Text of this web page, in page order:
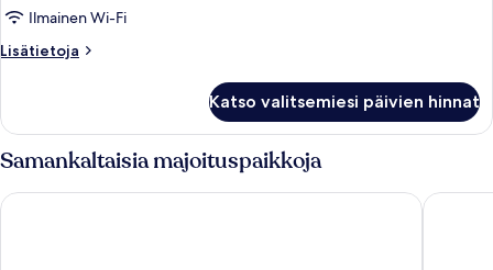
Ilmainen Wi-Fi
Lisätietoja
Lisätietoja
Room
Katso valitsemiesi päivien hinnat
Samankaltaisia majoituspaikkoja
Somerset Rama 9 Bangkok ibis